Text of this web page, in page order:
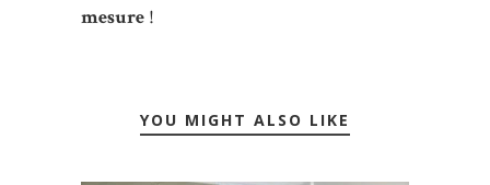
mesure !
YOU MIGHT ALSO LIKE